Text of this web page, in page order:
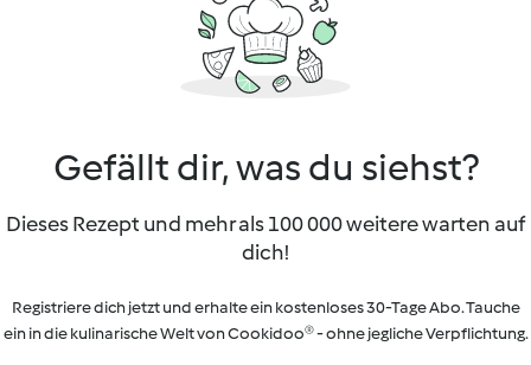
Gefällt dir, was du siehst?
Dieses Rezept und mehr als 100 000 weitere warten auf
dich!
Registriere dich jetzt und erhalte ein kostenloses 30-Tage Abo. Tauche
ein in die kulinarische Welt von Cookidoo® - ohne jegliche Verpflichtung.